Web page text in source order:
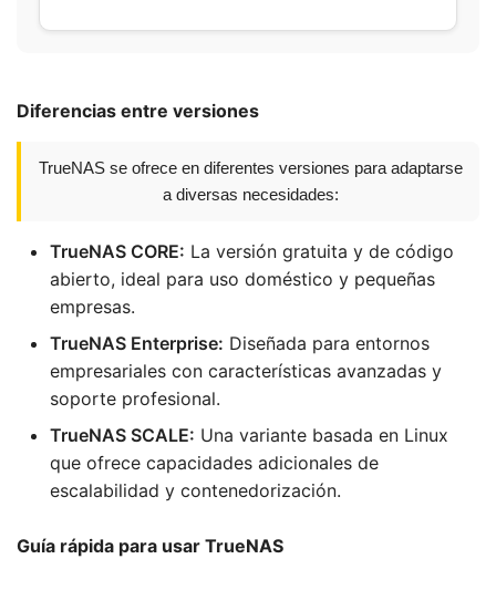
Diferencias entre versiones
TrueNAS se ofrece en diferentes versiones para adaptarse
a diversas necesidades:
TrueNAS CORE: La versión gratuita y de código
abierto, ideal para uso doméstico y pequeñas
empresas.
TrueNAS Enterprise: Diseñada para entornos
empresariales con características avanzadas y
soporte profesional.
TrueNAS SCALE: Una variante basada en Linux
que ofrece capacidades adicionales de
escalabilidad y contenedorización.
Guía rápida para usar TrueNAS